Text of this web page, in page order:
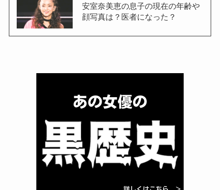
安室奈美恵の息子の現在の年齢や
顔写真は？医者になった？